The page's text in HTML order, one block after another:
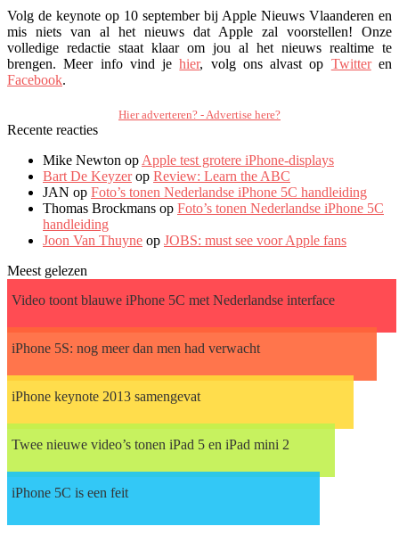
Volg de keynote op 10 september bij Apple Nieuws Vlaanderen en
mis niets van al het nieuws dat Apple zal voorstellen! Onze
volledige redactie staat klaar om jou al het nieuws realtime te
brengen. Meer info vind jehier, volg ons alvast op Twitteren
Facebook.
Hier adverteren? - Advertise here?
Recente reacties
Mike Newton op Apple test grotere iPhone-displays
Bart De Keyzerop Review: Learn the ABC
JAN op Foto’s tonen Nederlandse iPhone 5C handleiding
Thomas Brockmans op Foto’s tonen Nederlandse iPhone 5C
handleiding
Joon Van Thuyne op JOBS: must see voor Apple fans
Meest gelezen
Video toont blauwe iPhone 5C met Nederlandse interface
iPhone 5S: nog meer dan men had verwacht
iPhone keynote 2013 samengevat
Twee nieuwe video’s tonen iPad 5 en iPad mini 2
iPhone 5C is een feit